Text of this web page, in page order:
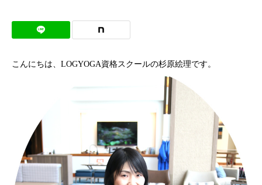
こんにちは、LOGYOGA資格スクールの杉原絵理です。